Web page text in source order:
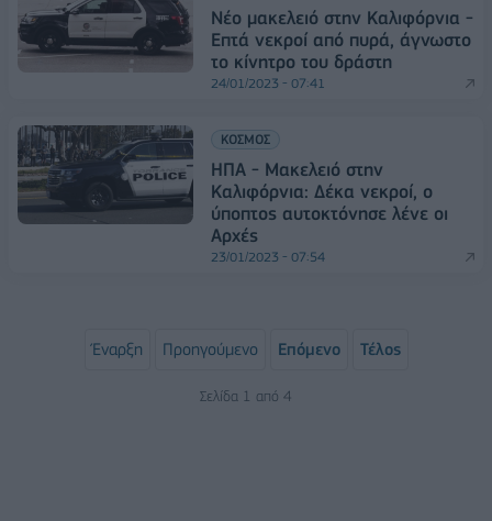
Νέο μακελειό στην Καλιφόρνια -
Επτά νεκροί από πυρά, άγνωστο
το κίνητρο του δράστη
24/01/2023 - 07:41
ΚΟΣΜΟΣ
ΗΠΑ - Μακελειό στην
Καλιφόρνια: Δέκα νεκροί, ο
ύποπτος αυτοκτόνησε λένε οι
Αρχές
23/01/2023 - 07:54
Έναρξη Προηγούμενο Επόμενο Τέλος
Σελίδα 1 από 4